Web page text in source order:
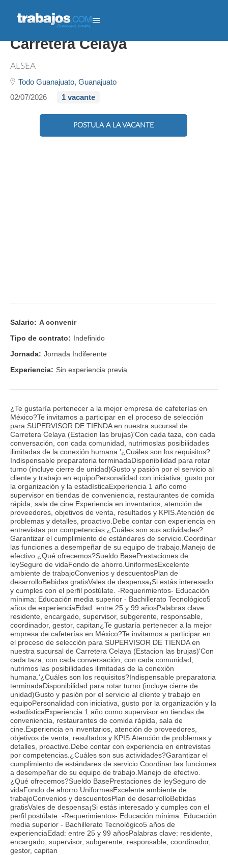
Supervisor - Starbucks
Carretera Celaya
ALSEA
Todo Guanajuato, Guanajuato
02/07/2026
1 vacante
POSTULA A LA VACANTE
Salario: A convenir
Tipo de contrato: Indefinido
Jornada: Jornada Indiferente
Experiencia: Sin experiencia previa
¿Te gustaría pertenecer a la mejor empresa de cafeterías en
México?Te invitamos a participar en el proceso de selección
para SUPERVISOR DE TIENDA en nuestra sucursal de
Carretera Celaya (Estacion las brujas)'Con cada taza, con cada
conversación, con cada comunidad, nutrimoslas posibilidades
ilimitadas de la conexión humana.'¿Cuáles son los requisitos?
Indispensable preparatoria terminadaDisponibilidad para rotar
turno (incluye cierre de unidad)Gusto y pasión por el servicio al
cliente y trabajo en equipoPersonalidad con iniciativa, gusto por
la organización y la estadísticaExperiencia 1 año como
supervisor en tiendas de conveniencia, restaurantes de comida
rápida, sala de cine.Experiencia en inventarios, atención de
proveedores, objetivos de venta, resultados y KPIS.Atención de
problemas y detalles, proactivo.Debe contar con experiencia en
entrevistas por competencias.¿Cuáles son sus actividades?
Garantizar el cumplimiento de estándares de servicio.Coordinar
las funciones a desempeñar de su equipo de trabajo.Manejo de
efectivo.¿Qué ofrecemos?Sueldo BasePrestaciones de
leySeguro de vidaFondo de ahorro.UniformesExcelente
ambiente de trabajoConvenios y descuentosPlan de
desarrolloBebidas gratisVales de despensa¡Si estás interesado
y cumples con el perfil postúlate. -Requerimientos- Educación
mínima: Educación media superior - Bachillerato Tecnológico5
años de experienciaEdad: entre 25 y 99 añosPalabras clave:
residente, encargado, supervisor, subgerente, responsable,
coordinador, gestor, capitan¿Te gustaría pertenecer a la mejor
empresa de cafeterías en México?Te invitamos a participar en
el proceso de selección para SUPERVISOR DE TIENDA en
nuestra sucursal de Carretera Celaya (Estacion las brujas)'Con
cada taza, con cada conversación, con cada comunidad,
nutrimos las posibilidades ilimitadas de la conexión
humana.'¿Cuáles son los requisitos?Indispensable preparatoria
terminadaDisponibilidad para rotar turno (incluye cierre de
unidad)Gusto y pasión por el servicio al cliente y trabajo en
equipoPersonalidad con iniciativa, gusto por la organización y la
estadísticaExperiencia 1 año como supervisor en tiendas de
conveniencia, restaurantes de comida rápida, sala de
cine.Experiencia en inventarios, atención de proveedores,
objetivos de venta, resultados y KPIS.Atención de problemas y
detalles, proactivo.Debe contar con experiencia en entrevistas
por competencias.¿Cuáles son sus actividades?Garantizar el
cumplimiento de estándares de servicio.Coordinar las funciones
a desempeñar de su equipo de trabajo.Manejo de efectivo.
¿Qué ofrecemos?Sueldo BasePrestaciones de leySeguro de
vidaFondo de ahorro.UniformesExcelente ambiente de
trabajoConvenios y descuentosPlan de desarrolloBebidas
gratisVales de despensa¡Si estás interesado y cumples con el
perfil postúlate. -Requerimientos- Educación mínima: Educación
media superior - Bachillerato Tecnológico5 años de
experienciaEdad: entre 25 y 99 añosPalabras clave: residente,
encargado, supervisor, subgerente, responsable, coordinador,
gestor, capitan